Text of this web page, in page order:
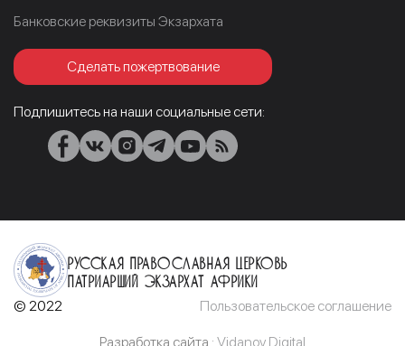
Банковские реквизиты Экзархата
Сделать пожертвование
Подпишитесь на наши социальные сети:
Русская Православная Церковь
Патриарший Экзархат Африки
© 2022 Пользовательское соглашение
Разработка сайта : Vidanov Digital